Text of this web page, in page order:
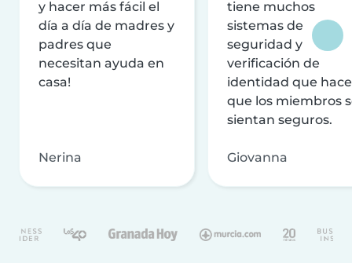
y hacer más fácil el
día a día de madres y
padres que
necesitan ayuda en
casa!
Nerina
tiene muchos
sistemas de
seguridad y
verificación de
identidad que
que los miembros
sientan seguros.
Giovanna